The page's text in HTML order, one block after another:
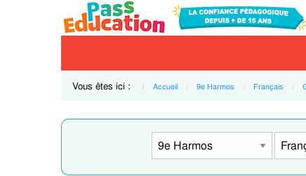
Vous êtes ici : Accueil 9e Harmos Français